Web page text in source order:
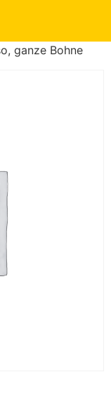
ganze Bohne